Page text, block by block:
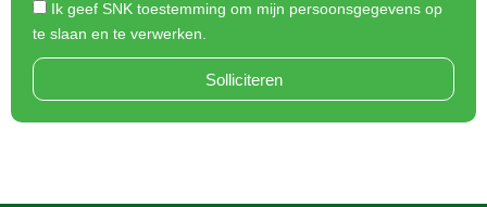
Ik geef SNK toestemming om mijn persoonsgegevens op
te slaan en te verwerken.
Solliciteren